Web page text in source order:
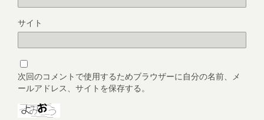
サイト
次回のコメントで使用するためブラウザーに自分の名前、メ
ールアドレス、サイトを保存する。